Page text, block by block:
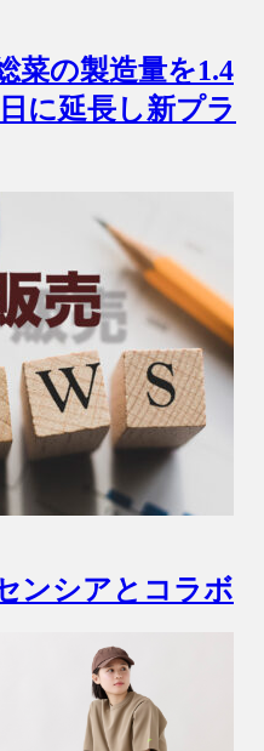
菜の製造量を1.4
に延長し新プラ
ンシアとコラボ